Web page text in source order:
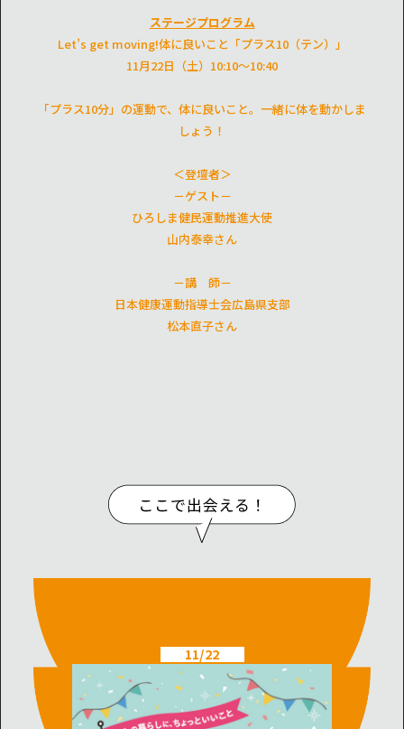
ステージプログラム
Let’s get moving!体に良いこと「プラス10（テン）」
11月22日（土）10:10～10:40
「プラス10分」の運動で、体に良いこと。一緒に体を動かしま
しょう！
＜登壇者＞
－ゲスト－
ひろしま健民運動推進大使
山内泰幸さん
－講 師－
日本健康運動指導士会広島県支部
松本直子さん
11/22